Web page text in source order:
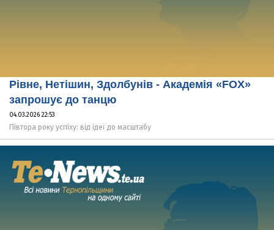
Рівне, Нетішин, Здолбунів - Академія «FOX»
запрошує до танцю
04.03.2026 22:53
Півтора року успіху: від ідеї до масштабу